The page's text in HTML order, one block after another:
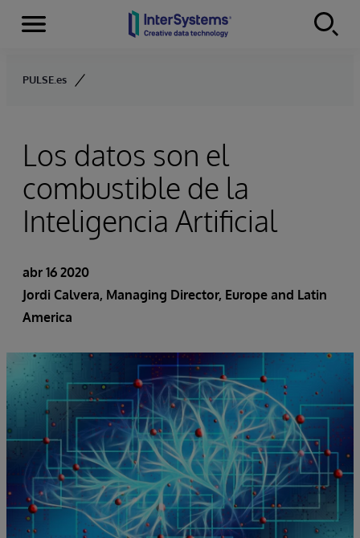
Skip to content
Secciones
PULSE.es
Los datos son el
combustible de la
Inteligencia Artificial
abr 16 2020
Jordi Calvera, Managing Director, Europe and Latin
America